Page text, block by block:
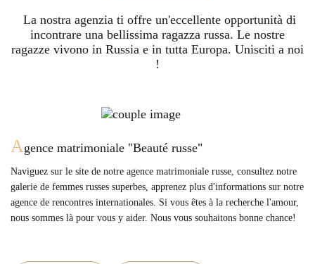
La nostra agenzia ti offre un'eccellente opportunità di
incontrare una bellissima ragazza russa. Le nostre
ragazze vivono in Russia e in tutta Europa. Unisciti a noi
!
Agence matrimoniale "Beauté russe"
Naviguez sur le site de notre agence matrimoniale russe, consultez notre
galerie de femmes russes superbes, apprenez plus d'informations sur notre
agence de rencontres internationales. Si vous êtes à la recherche l'amour,
nous sommes là pour vous y aider. Nous vous souhaitons bonne chance!